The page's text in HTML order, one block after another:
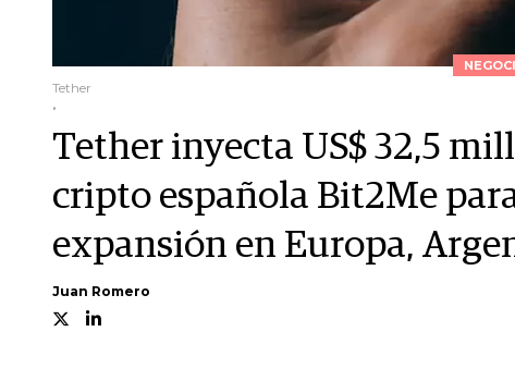
Tether
.
Tether inyecta US$ 32,5
cripto española Bit2Me
expansión en Europa,
Juan Romero